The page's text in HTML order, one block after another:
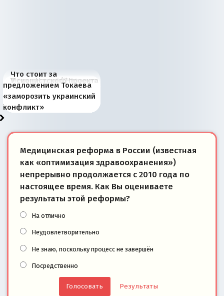
В России назрели
перемены: 15 шагов к
суверенной экономике
Миграционный пожар
Европы
Россия начинает
сбрасывать балласт
Анкориджа
Россия зимой 1904
года: первые уступки во
внутренней политике
Русская нация вчера и
сегодня
Почему правый крах в
Варшаве не поможет её
отношениям с Россией?
Место Науру / Науэро в
современной истории
Южной Осетии
У сионистского проекта
появилось украинское
измерение
Что стоит за
предложением Токаева
«заморозить украинский
конфликт»
Медицинская реформа в России (известная
как «оптимизация здравоохранения»)
непрерывно продолжается с 2010 года по
настоящее время. Как Вы оцениваете
результаты этой реформы?
На отлично
Неудовлетворительно
Не знаю, поскольку процесс не завершён
Посредственно
Результаты